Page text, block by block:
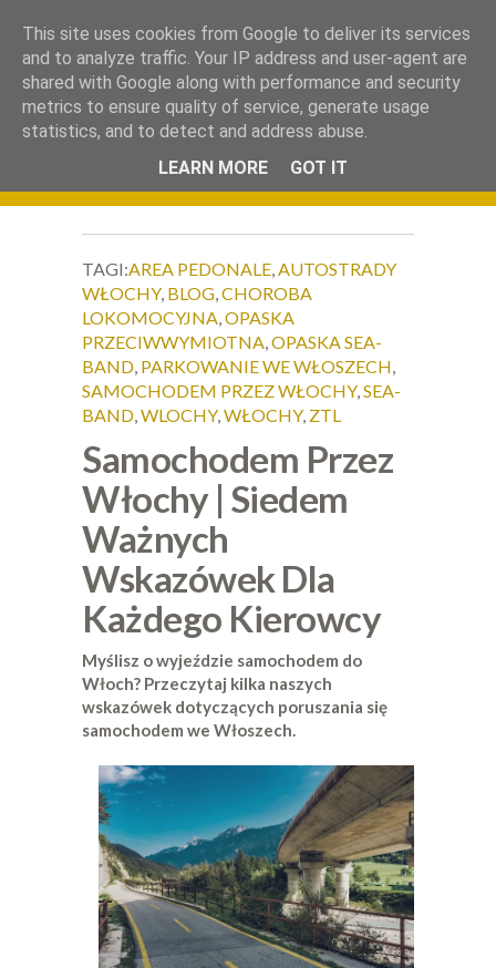
Okiem Obiektywu.
TAGI:AREA PEDONALE,AUTOSTRADY
WŁOCHY, BLOG,CHOROBA
LOKOMOCYJNA,OPASKA
PRZECIWWYMIOTNA,OPASKA SEA-
BAND, PARKOWANIE WE WŁOSZECH,
SAMOCHODEM PRZEZ WŁOCHY,SEA-
BAND,WLOCHY,WŁOCHY, ZTL
Samochodem Przez
Włochy | Siedem
Ważnych
Wskazówek Dla
Każdego Kierowcy
Myślisz o wyjeździe samochodem do
Włoch? Przeczytaj kilka naszych
wskazówek dotyczących poruszania się
samochodem we Włoszech.
This site uses cookies from Google to deliver its services
and to analyze traffic. Your IP address and user-agent are
shared with Google along with performance and security
metrics to ensure quality of service, generate usage
statistics, and to detect and address abuse.
LEARN MORE
GOT IT